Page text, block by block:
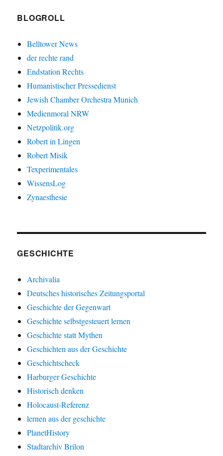
BLOGROLL
Belltower News
der rechte rand
Endstation Rechts
Humanistischer Pressedienst
Jewish Chamber Orchestra Munich
Medienmoral NRW
Netzpolitik.org
Robert in Lingen
Robert Misik
Texperimentales
WissensLog
Zynaesthesie
GESCHICHTE
Archivalia
Deutsches historisches Zeitungsportal
Geschichte der Gegenwart
Geschichte selbstgesteuert lernen
Geschichte statt Mythen
Geschichten aus der Geschichte
Geschichtscheck
Harburger Geschichte
Historisch denken
Holocaust-Referenz
lernen aus der geschichte
PlanetHistory
Stadtarchiv Brilon